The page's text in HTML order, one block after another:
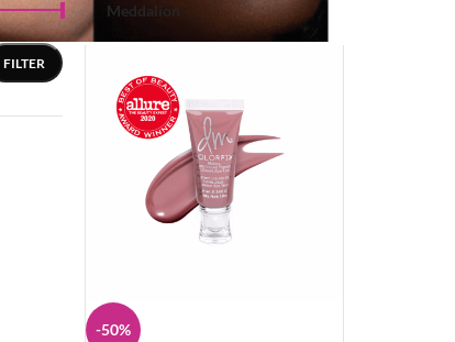
FILTER
Meddalion
-50%